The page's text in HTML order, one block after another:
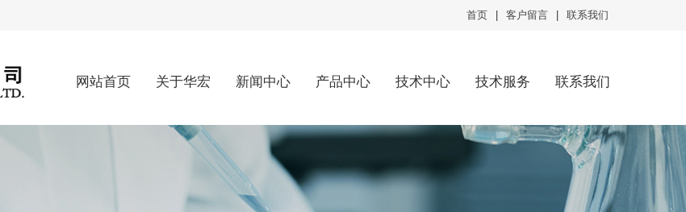
首页 客户留言 联系我们
网站首页 关于华宏 新闻中心 产品中心 技术中心 技术服务 联系我们